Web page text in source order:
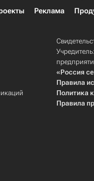
Реклама
«Россия
Правила
Политика
Правила